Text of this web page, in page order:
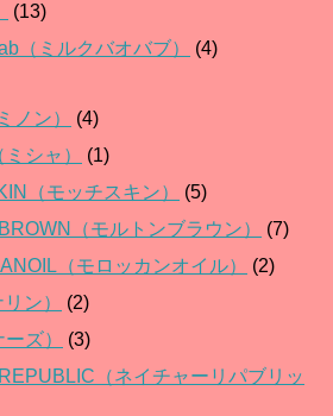
(13)
（ミルクバオバブ）
(4)
ノン）
(4)
シャ）
(1)
（モッチスキン）
(5)
（モルトンブラウン）
(7)
（モロッカンオイル）
(2)
ン）
(2)
ズ）
(3)
（ネイチャーリパブリッ